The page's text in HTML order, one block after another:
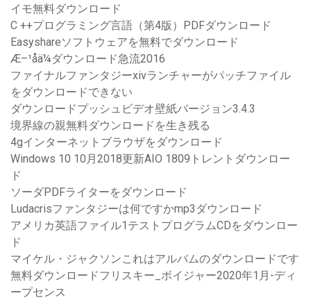
イモ無料ダウンロード
C ++プログラミング言語（第4版）PDFダウンロード
Easyshareソフトウェアを無料でダウンロード
Æ–¹å­ä¼ダウンロード急流2016
ファイナルファンタジーxivランチャーがパッチファイル
をダウンロードできない
ダウンロードプッシュビデオ壁紙バージョン3.4.3
境界線の親無料ダウンロードを生き残る
4gインターネットブラウザをダウンロード
Windows 10 10月2018更新AIO 1809トレントダウンロー
ド
ソーダPDFライターをダウンロード
Ludacrisファンタジーは何ですかmp3ダウンロード
アメリカ英語ファイル1テストプログラムCDをダウンロー
ド
マイケル・ジャクソンこれはアルバムのダウンロードです
無料ダウンロードフリスキー_ボイジャー2020年1月-ディ
ープセンス